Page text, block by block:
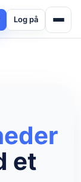
Log på
et